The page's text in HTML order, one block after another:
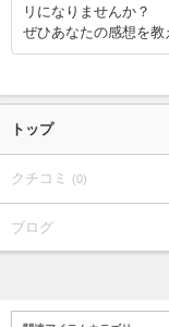
リになりませんか？
ぜひあなたの感想を教
トップ
クチコミ (0)
ブログ